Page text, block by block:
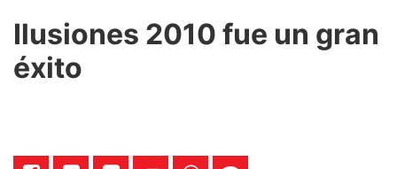
Ilusiones 2010 fue un gran
éxito